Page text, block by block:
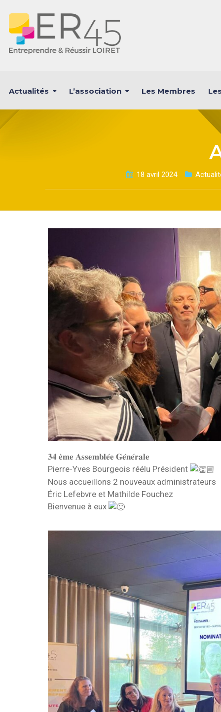
Actualités L’association Les Membres
18 avril 2024
𝟑𝟒 𝐞̀𝐦𝐞 𝐀𝐬𝐬𝐞𝐦𝐛𝐥𝐞́𝐞 𝐆𝐞́𝐧𝐞́𝐫𝐚𝐥𝐞
Pierre-Yves Bourgeois réélu Président
Nous accueillons 2 nouveaux administrateurs
Éric Lefebvre et Mathilde Fouchez
Bienvenue à eux